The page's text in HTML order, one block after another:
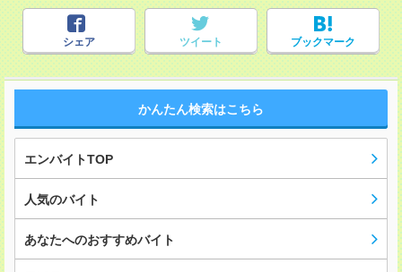
シェア ツイート ブックマーク
かんたん検索はこちら
エンバイトTOP
人気のバイト
あなたへのおすすめバイト